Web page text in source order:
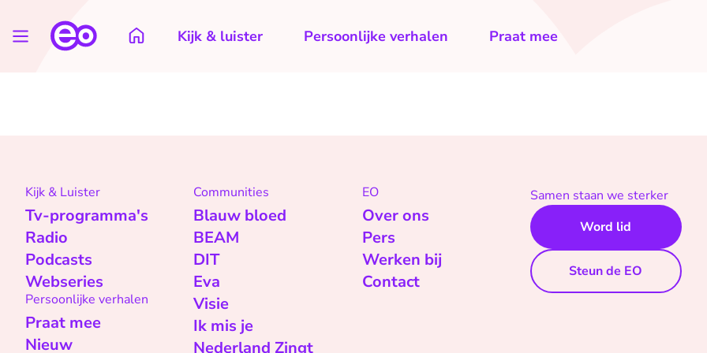
Kijk & luister Persoonlijke verhalen Praat mee
Kijk & Luister
Tv-programma's
Radio
Podcasts
Webseries
Persoonlijke verhalen
Praat mee
Nieuw
Communities
Blauw bloed
BEAM
DIT
Eva
Visie
Ik mis je
Nederland Zingt
EO
Over ons
Pers
Werken bij
Contact
Samen staan we sterker
Word lid
Steun de EO